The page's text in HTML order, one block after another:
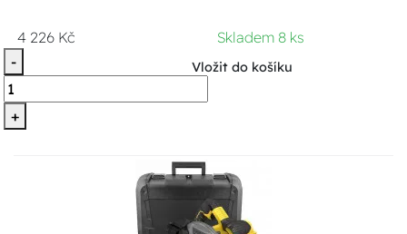
4 226 Kč
Skladem 8 ks
-
+
Vložit do košíku